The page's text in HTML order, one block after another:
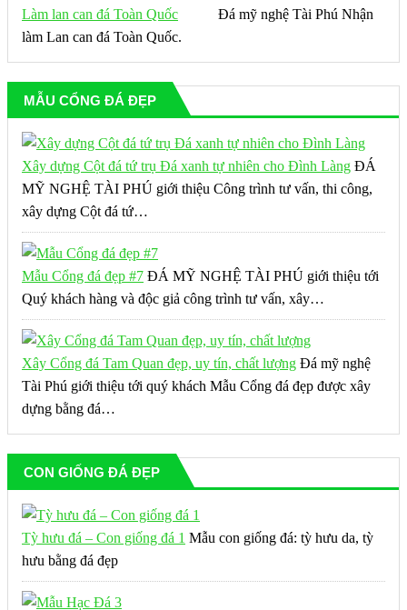
Làm lan can đá Toàn Quốc Đá mỹ nghệ Tài Phú Nhận
làm Lan can đá Toàn Quốc.
MẪU CỔNG ĐÁ ĐẸP
Xây dựng Cột đá tứ trụ Đá xanh tự nhiên cho Đình Làng ĐÁ
MỸ NGHỆ TÀI PHÚ giới thiệu Công trình tư vấn, thi công,
xây dựng Cột đá tứ…
Mẫu Cổng đá đẹp #7 ĐÁ MỸ NGHỆ TÀI PHÚ giới thiệu tới
Quý khách hàng và độc giả công trình tư vấn, xây…
Xây Cổng đá Tam Quan đẹp, uy tín, chất lượng Đá mỹ nghệ
Tài Phú giới thiệu tới quý khách Mẫu Cổng đá đẹp được xây
dựng bằng đá…
CON GIỐNG ĐÁ ĐẸP
Tỳ hưu đá – Con giống đá 1 Mẫu con giống đá: tỳ hưu da, tỳ
hưu bằng đá đẹp